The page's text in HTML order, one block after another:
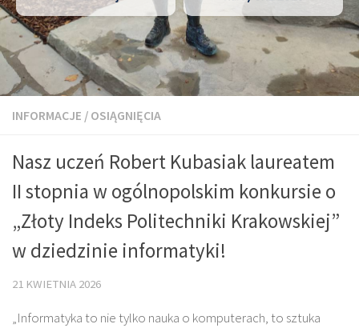
INFORMACJE / OSIĄGNIĘCIA
Nasz uczeń Robert Kubasiak laureatem
II stopnia w ogólnopolskim konkursie o
„Złoty Indeks Politechniki Krakowskiej”
w dziedzinie informatyki!
21 KWIETNIA 2026
​„Informatyka to nie tylko nauka o komputerach, to sztuka